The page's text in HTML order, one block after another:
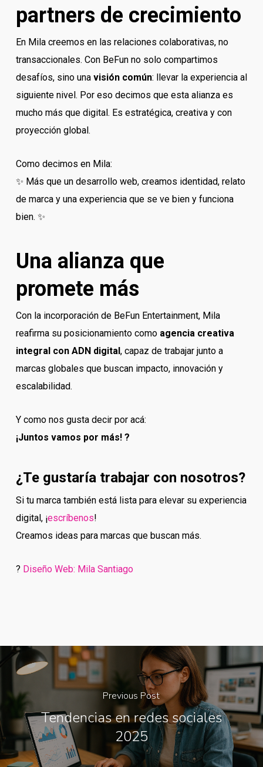
partners de crecimiento
En Mila creemos en las relaciones colaborativas, no
transaccionales. Con BeFun no solo compartimos
desafíos, sino una visión común: llevar la experiencia al
siguiente nivel. Por eso decimos que esta alianza es
mucho más que digital. Es estratégica, creativa y con
proyección global.
Como decimos en Mila:
✨ Más que un desarrollo web, creamos identidad, relato
de marca y una experiencia que se ve bien y funciona
bien. ✨
Una alianza que
promete más
Con la incorporación de BeFun Entertainment, Mila
reafirma su posicionamiento como agencia creativa
integral con ADN digital , capaz de trabajar junto a
marcas globales que buscan impacto, innovación y
escalabilidad.
Y como nos gusta decir por acá:
¡Juntos vamos por más! ?
¿Te gustaría trabajar con nosotros?
Si tu marca también está lista para elevar su experiencia
digital, ¡escríbenos!
Creamos ideas para marcas que buscan más.
? Diseño Web: Mila Santiago
Previous Post
Tendencias en redes sociales
2025